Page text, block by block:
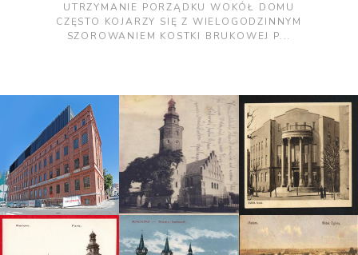
UTRZYMANIE PORZĄDKU WOKÓŁ DOMU
CZĘSTO KOJARZY SIĘ Z WIELOGODZINNYM
SZOROWANIEM KOSTKI BRUKOWEJ P...